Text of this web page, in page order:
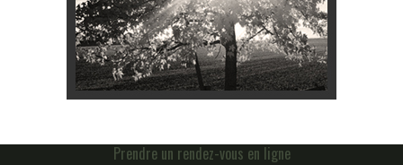
Prendre un rendez-vous en ligne